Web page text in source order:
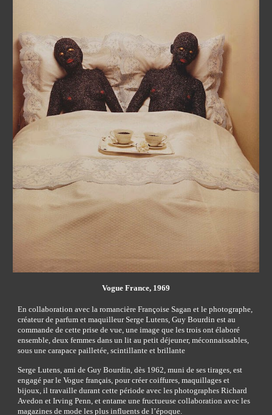
Vogue France, 1969
En collaboration avec la romancière Françoise Sagan et le photographe,
créateur de parfum et maquilleur Serge Lutens, Guy Bourdin est au
commande de cette prise de vue, une image que les trois ont élaboré
ensemble, deux femmes dans un lit au petit déjeuner, méconnaissables,
sous une carapace pailletée, scintillante et brillante
Serge Lutens, ami de Guy Bourdin, dès 1962, muni de ses tirages, est
engagé par le Vogue français, pour créer coiffures, maquillages et
bijoux, il travaille durant cette période avec les photographes Richard
Avedon et Irving Penn, et entame une fructueuse collaboration avec les
magazines de mode les plus influents de l’époque.